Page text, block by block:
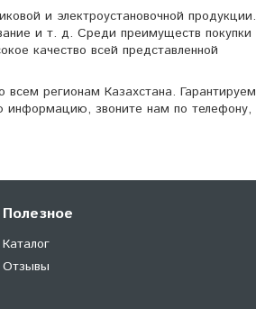
и электроустановочной продукции.
и т. д. Среди преимуществ покупки
качество всей представленной
регионам Казахстана. Гарантируем
информацию, звоните нам по телефону,
Полезное
Каталог
Отзывы